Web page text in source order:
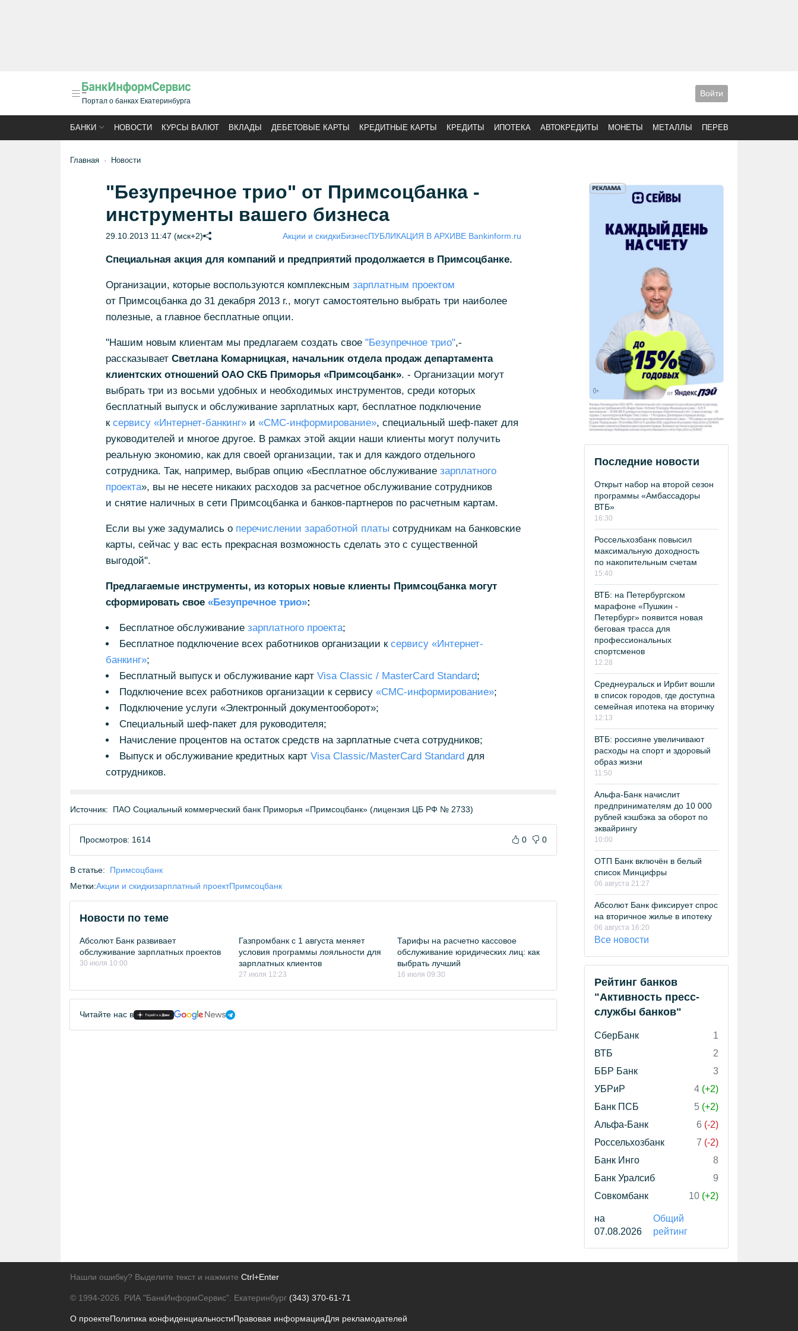
Портал о банках Екатеринбурга
Войти
БАНКИ НОВОСТИ КУРСЫ ВАЛЮТ ВКЛАДЫ ДЕБЕТОВЫЕ КАРТЫ КРЕДИТНЫЕ КАРТЫ КРЕДИТЫ ИПОТЕКА АВТОКРЕДИТЫ МОНЕТЫ МЕТАЛЛЫ ПЕРЕВОДЫ
Главная Новости
"Безупречное трио" от Примсоцбанка -
инструменты вашего бизнеса
29.10.2013 11:47 (мск+2) Акции и скидкиБизнесПУБЛИКАЦИЯ В АРХИВЕ Bankinform.ru
Специальная акция для компаний и предприятий продолжается в Примсоцбанке.
Организации, которые воспользуются комплексным зарплатным проектом
от Примсоцбанка до 31 декабря 2013 г., могут самостоятельно выбрать три наиболее
полезные, а главное бесплатные опции.
"Нашим новым клиентам мы предлагаем создать свое "Безупречное трио",-
рассказывает Светлана Комарницкая, начальник отдела продаж департамента
клиентских отношений ОАО СКБ Приморья «Примсоцбанк». - Организации могут
выбрать три из восьми удобных и необходимых инструментов, среди которых
бесплатный выпуск и обслуживание зарплатных карт, бесплатное подключение
к сервису «Интернет-банкинг»и «СМС-информирование», специальный шеф-пакет для
руководителей и многое другое. В рамках этой акции наши клиенты могут получить
реальную экономию, как для своей организации, так и для каждого отдельного
сотрудника. Так, например, выбрав опцию «Бесплатное обслуживание зарплатного
проекта», вы не несете никаких расходов за расчетное обслуживание сотрудников
и снятие наличных в сети Примсоцбанка и банков-партнеров по расчетным картам.
Если вы уже задумались о перечислении заработной платы сотрудникам на банковские
карты, сейчас у вас есть прекрасная возможность сделать это с существенной
выгодой".
Предлагаемые инструменты, из которых новые клиенты Примсоцбанка могут
сформировать свое «Безупречное трио»:
Бесплатное обслуживание зарплатного проекта;
Бесплатное подключение всех работников организации к сервису «Интернет-
банкинг»;
Бесплатный выпуск и обслуживание карт Visa Classic / MasterCard Standard;
Подключение всех работников организации к сервису «СМС-информирование»;
Подключение услуги «Электронный документооборот»;
Cпециальный шеф-пакет для руководителя;
Начисление процентов на остаток средств на зарплатные счета сотрудников;
Выпуск и обслуживание кредитных карт Visa Classic/MasterCard Standard для
сотрудников.
Источник: ПАО Социальный коммерческий банк Приморья «Примсоцбанк» (лицензия ЦБ РФ № 2733)
Просмотров: 1614 0 0
В статье:
Примсоцбанк
Метки:Акции и скидкизарплатный проектПримсоцбанк
Новости по теме
Абсолют Банк развивает
обслуживание зарплатных проектов
30 июля 10:00
Газпромбанк с 1 августа меняет
условия программы лояльности для
зарплатных клиентов
27 июля 12:23
Тарифы на расчетно кассовое
обслуживание юридических лиц: как
выбрать лучший
16 июля 09:30
Читайте нас в
Последние новости
Открыт набор на второй сезон
программы «Амбассадоры
ВТБ»
16:30
Россельхозбанк повысил
максимальную доходность
по накопительным счетам
15:40
ВТБ: на Петербургском
марафоне «Пушкин -
Петербург» появится новая
беговая трасса для
профессиональных
спортсменов
12:28
Среднеуральск и Ирбит вошли
в список городов, где доступна
семейная ипотека на вторичку
12:13
ВТБ: россияне увеличивают
расходы на спорт и здоровый
образ жизни
11:50
Альфа-Банк начислит
предпринимателям до 10 000
рублей кэшбэка за оборот по
эквайрингу
10:00
ОТП Банк включён в белый
список Минцифры
06 августа 21:27
Абсолют Банк фиксирует спрос
на вторичное жилье в ипотеку
06 августа 16:20
Все новости
Рейтинг банков
"Активность пресс-
службы банков"
СберБанк
1
ВТБ
2
ББР Банк
3
УБРиР
4 (+2)
Банк ПСБ
5 (+2)
Альфа-Банк
6 (-2)
Россельхозбанк
7 (-2)
Банк Инго
8
Банк Уралсиб
9
Совкомбанк
10 (+2)
на
07.08.2026
Общий
рейтинг
Нашли ошибку? Выделите текст и нажмите Ctrl+Enter
© 1994-2026. РИА "БанкИнформСервис". Екатеринбург (343) 370-61-71
О проектеПолитика конфиденциальностиПравовая информацияДля рекламодателей